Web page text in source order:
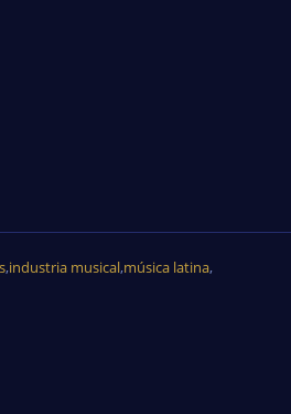
,industria musical,música latina,